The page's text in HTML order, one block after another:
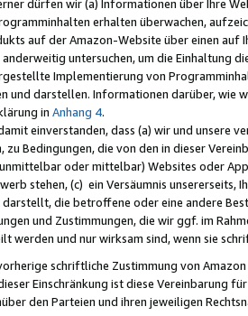
dürfen wir (a) Informationen über Ihre
erhalten überwachen,
auf der Amazon-Website über einen
untersuchen, um die Einhaltung
Implementierung von
und darstellen. Informationen darüber, wie
in Anhang 4.
einverstanden, dass (a) wir und
zu Bedingungen, die von den in dieser
oder mittelbar) Websites oder
stehen, (c) ein Versäumnis unsererseits,
darstellt, die betroffene oder eine andere
und Zustimmungen, die wir ggf. im
werden und nur wirksam sind, wenn sie
schriftliche Zustimmung von
Einschränkung ist diese Vereinbarung
den Parteien und ihren jeweiligen